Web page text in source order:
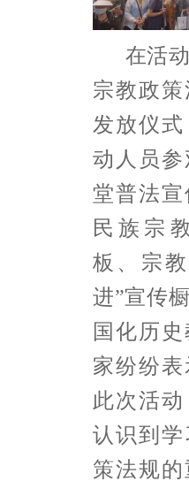
在活
宗教政
发放仪
动人员
堂普法宣
民族宗
板、宗
进”宣传
国化历
家纷纷
此次活动
认识到
策法规